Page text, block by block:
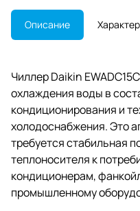
промышленных объектах.
Описание
Чиллер Daikin
охлаждения воды в
кондиционирования и
холодоснабжения. Это
требуется стабильная
теплоносителя к
кондиционерам,
промышленному